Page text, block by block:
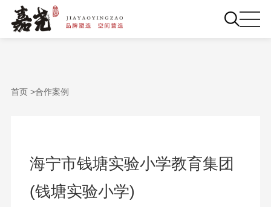
首页 >合作案例
海宁市钱塘实验小学教育集团
(钱塘实验小学)